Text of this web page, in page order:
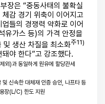
장은 “중동사태의 불확실
감 경기 위축이 이어지고
들의 경쟁력 약화로 이어
유가스 등)의 가격 안정을
및 생산 차질을 최소화주11)
야 한다”고 강조했다.
)과 동일하게 원유에 할당관세
신속한 대체재 인증 승인, 나프타 등
장(L/C) 한도 지원